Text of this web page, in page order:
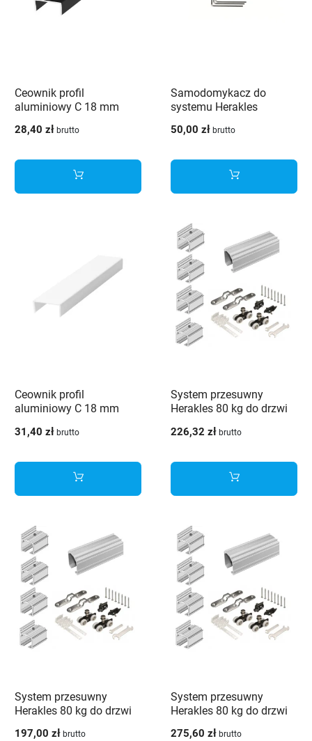
Ceownik profil
aluminiowy C 18 mm
28,40 zł brutto
Samodomykacz do
systemu Herakles
50,00 zł brutto
Ceownik profil
aluminiowy C 18 mm
31,40 zł brutto
System przesuwny
Herakles 80 kg do drzwi
226,32 zł brutto
System przesuwny
Herakles 80 kg do drzwi
197,00 zł brutto
System przesuwny
Herakles 80 kg do drzwi
275,60 zł brutto